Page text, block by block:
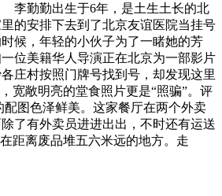
勤勤出生于6年，是土生土长的北
安排下去到了北京友谊医院当挂号
，年轻的小伙子为了一睹她的芳
美籍华人导演正在北京为一部影片
村按照门牌号找到号，却发现这里
宽敞明亮的堂食照片更是“照骗”。评
图色泽鲜美。这家餐厅在两个外卖
了有外卖员进进出出，不时还有运送
距离废品堆五六米远的地方。走